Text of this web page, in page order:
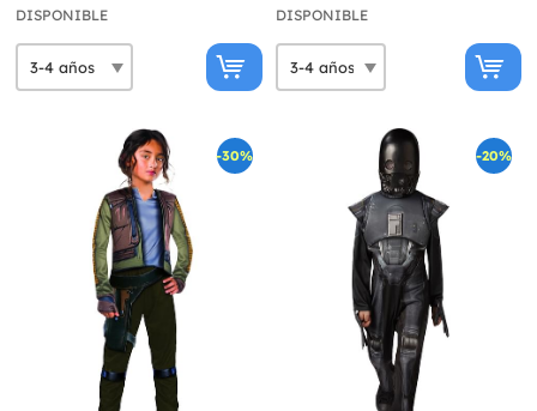
DISPONIBLE DISPONIBLE
-30% -20%